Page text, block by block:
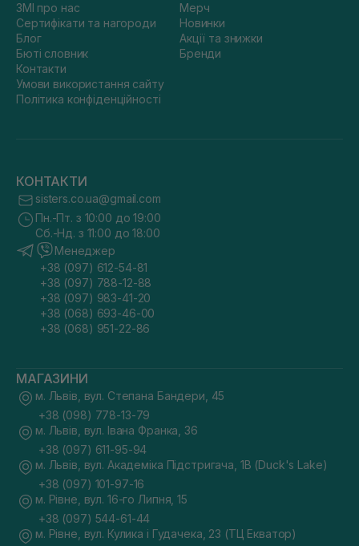
ЗМІ про нас
Сертифікати та нагороди
Блог
Бюті словник
Контакти
Умови використання сайту
Політика конфіденційності
Мерч
Новинки
Акції та знижки
Бренди
КОНТАКТИ
sisters.co.ua@gmail.com
Пн.-Пт. з 10:00 до 19:00
Сб.-Нд. з 11:00 до 18:00
Менеджер
+38 (097) 612-54-81
+38 (097) 788-12-88
+38 (097) 983-41-20
+38 (068) 693-46-00
+38 (068) 951-22-86
МАГАЗИНИ
м. Львів, вул. Степана Бандери, 45
+38 (098) 778-13-79
м. Львів, вул. Івана Франка, 36
+38 (097) 611-95-94
м. Львів, вул. Академіка Підстригача, 1В (Duck's Lake)
+38 (097) 101-97-16
м. Рівне, вул. 16-го Липня, 15
+38 (097) 544-61-44
м. Рівне, вул. Кулика і Гудачека, 23 (ТЦ Екватор)